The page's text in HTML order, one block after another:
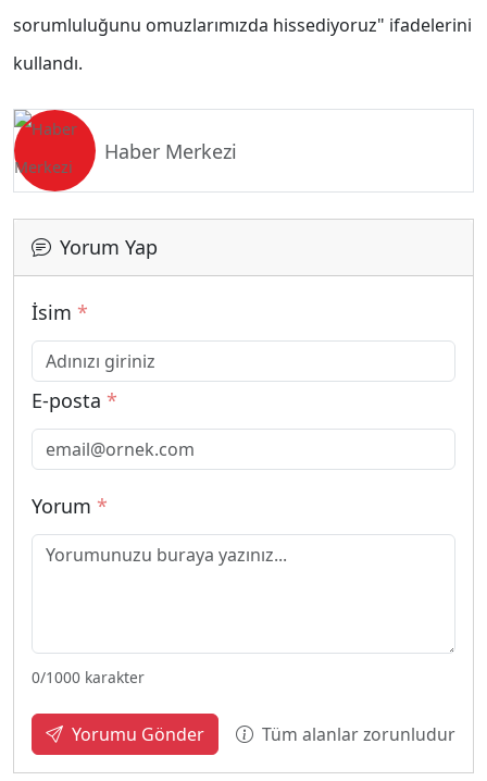
sorumluluğunu omuzlarımızda hissediyoruz" ifadelerini
kullandı.
Haber Merkezi
Yorum Yap
İsim *
E-posta *
Yorum *
0/1000 karakter
Yorumu Gönder Tüm alanlar zorunludur